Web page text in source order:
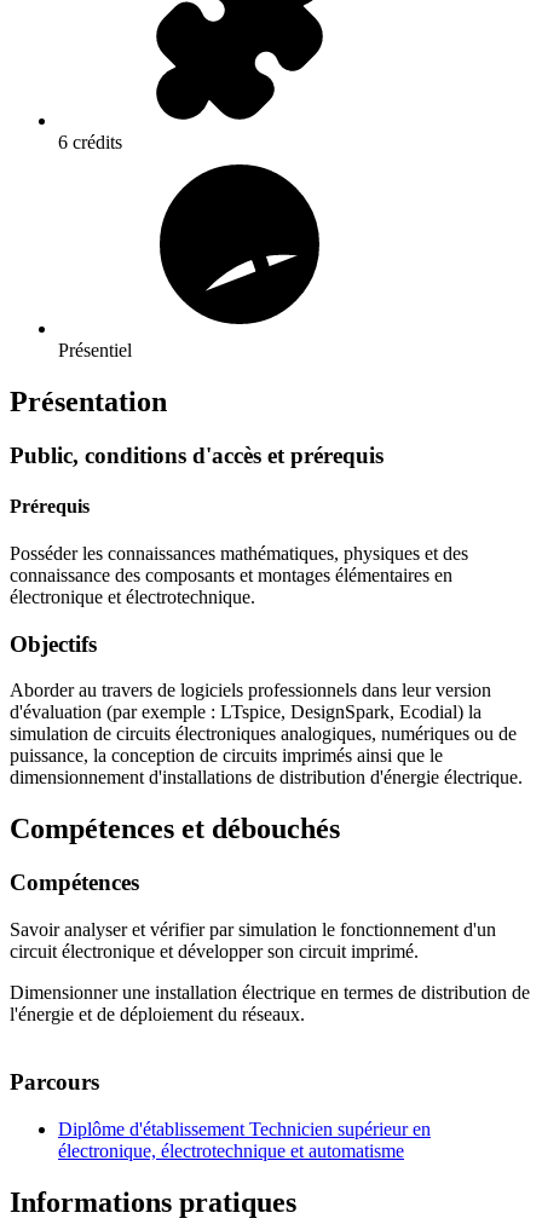
6 crédits
Présentiel
Présentation
Public, conditions d'accès et prérequis
Prérequis
Posséder les connaissances mathématiques, physiques et des
connaissance des composants et montages élémentaires en
électronique et électrotechnique.
Objectifs
Aborder au travers de logiciels professionnels dans leur version
d'évaluation (par exemple : LTspice, DesignSpark, Ecodial) la
simulation de circuits électroniques analogiques, numériques ou de
puissance, la conception de circuits imprimés ainsi que le
dimensionnement d'installations de distribution d'énergie électrique.
Compétences et débouchés
Compétences
Savoir analyser et vérifier par simulation le fonctionnement d'un
circuit électronique et développer son circuit imprimé.
Dimensionner une installation électrique en termes de distribution de
l'énergie et de déploiement du réseaux.
Parcours
Diplôme d'établissement Technicien supérieur en
électronique, électrotechnique et automatisme
Informations pratiques